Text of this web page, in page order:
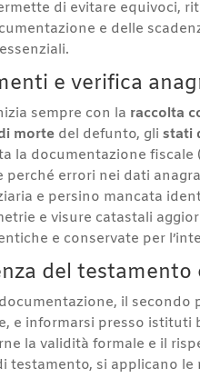
di evitare equivoci,
e delle
e verifica
sempre con la raccolta
morte del defunto, glistati
la documentazione
errori nei dati
e persino mancata
e visure catastali
e conservate per
del
il secondo
e informarsi presso
la validità formale e il
testamento, si applicano